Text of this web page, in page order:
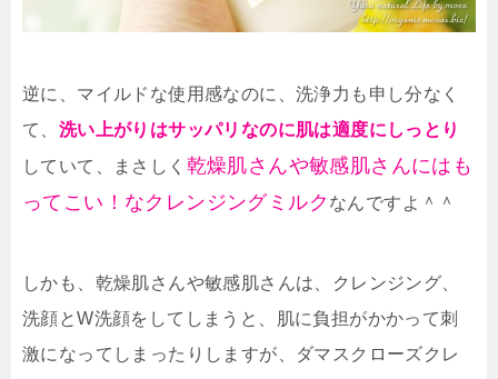
逆に、マイルドな使用感なのに、洗浄力も申し分なく
て、 洗い上がりはサッパリなのに肌は適度にしっとり
していて、まさしく 乾燥肌さんや敏感肌さんにはも
ってこい！なクレンジングミルク なんですよ＾＾
しかも、乾燥肌さんや敏感肌さんは、クレンジング、
洗顔とW洗顔をしてしまうと、肌に負担がかかって刺
激になってしまったりしますが、ダマスクローズクレ